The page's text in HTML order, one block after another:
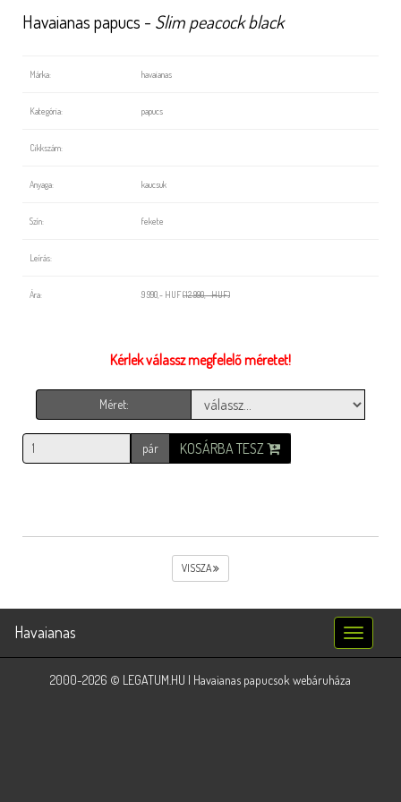
Havaianas papucs - Slim peacock black
Márka: havaianas
Kategória: papucs
Cikkszám:
Anyaga: kaucsuk
Szín: fekete
Leírás:
Ára: 9 990,- HUF(12 990,- HUF)
Kérlek válassz megfelelő méretet!
Méret:
pár KOSÁRBA TESZ
VISSZA
Toggle
navigation
Havaianas
2000-2026 © LEGATUM.HU | Havaianas papucsok webáruháza